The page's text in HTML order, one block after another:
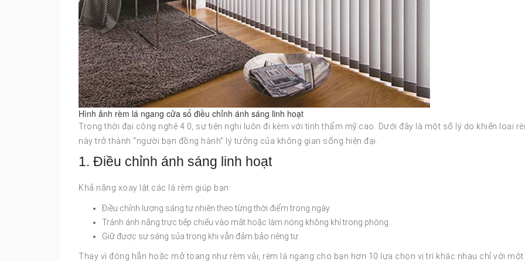
Hình ảnh rèm lá ngang cửa sổ điều chỉnh ánh sáng linh hoạt
Trong thời đại công nghệ 4.0, sự tiện nghi luôn đi kèm với tính thẩm mỹ cao. Dưới đây là một số lý do khiến loại
này trở thành “người bạn đồng hành” lý tưởng của không gian sống hiện đại.
1. Điều chỉnh ánh sáng linh hoạt
Khả năng xoay lật các lá rèm giúp bạn:
Điều chỉnh lượng sáng tự nhiên theo từng thời điểm trong ngày.
Tránh ánh nắng trực tiếp chiếu vào mắt hoặc làm nóng không khí trong phòng.
Giữ được sự sáng sủa trong khi vẫn đảm bảo riêng tư.
Thay vì đóng hẳn hoặc mở toang như rèm vải, rèm lá ngang cho bạn hơn 10 lựa chọn vị trí khác nhau chỉ với một